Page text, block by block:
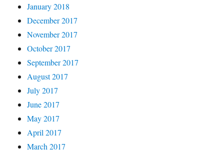
January 2018
December 2017
November 2017
October 2017
September 2017
August 2017
July 2017
June 2017
May 2017
April 2017
March 2017